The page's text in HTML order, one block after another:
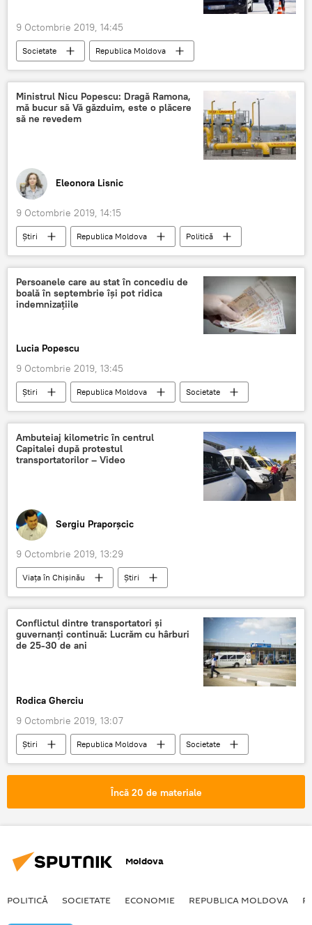
9 Octombrie 2019, 14:45
Societate
Republica Moldova
Moldova
politia de patrulare
soferi
razii
amenzi
Ministrul Nicu Popescu: Dragă Ramona,
mă bucur să Vă găzduim, este o plăcere
să ne revedem
Eleonora Lisnic
9 Octombrie 2019, 14:15
Știri Republica Moldova
Politică
ministru
Plăcere revedere
Persoanele care au stat în concediu de
boală în septembrie își pot ridica
indemnizațiile
Lucia Popescu
9 Octombrie 2019, 13:45
Știri Republica Moldova
Societate
indemnizație
indemnizatia pentru incapacitate temporara de munca 2019 md
Ambuteiaj kilometric în centrul
Capitalei după protestul
transportatorilor – Video
Sergiu Praporșcic
9 Octombrie 2019, 13:29
Viața în Chișinău
Știri
Republica Moldova
Societate
ambuteiaj
kilometrice
Capitală
capitala
centru
protest
Conflictul dintre transportatori și
guvernanți continuă: Lucrăm cu hârburi
de 25-30 de ani
Rodica Gherciu
9 Octombrie 2019, 13:07
Știri Republica Moldova
Societate
transport
Tarife vechi
Încă 20 de materiale
Moldova
POLITICĂ SOCIETATE ECONOMIE REPUBLICA MOLDOVA